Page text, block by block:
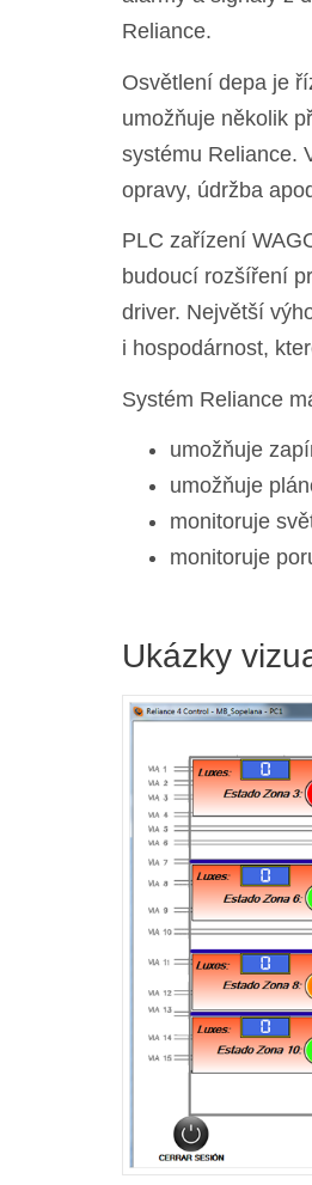
Reliance.
Osvětlení depa je
umožňuje několik
systému Reliance.
opravy, údržba
PLC zařízení
budoucí rozšíření
driver. Největší
i hospodárnost,
Systém Reliance
umožňuje
umožňuje
monitoruje
monitoruje
Ukázky